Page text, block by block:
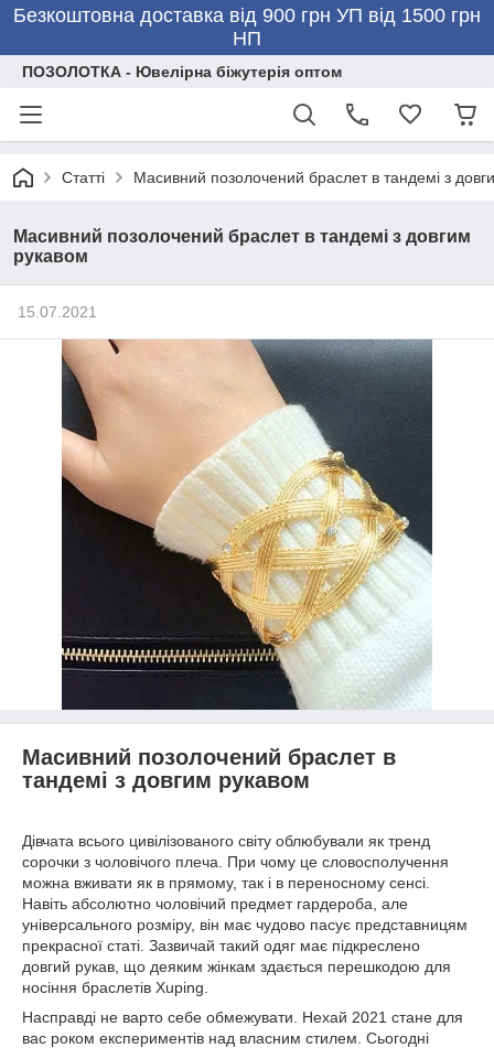
Безкоштовна доставка від 900 грн УП від 1500 грн
НП
ПОЗОЛОТКА - Ювелірна біжутерія оптом
Статті Масивний позолочений браслет в тандемі з
Масивний позолочений браслет в тандемі з довгим
рукавом
15.07.2021
Масивний позолочений браслет в
тандемі з довгим рукавом
Дівчата всього цивілізованого світу облюбували як тренд
сорочки з чоловічого плеча. При чому це словосполучення
можна вживати як в прямому, так і в переносному сенсі.
Навіть абсолютно чоловічий предмет гардероба, але
універсального розміру, він має чудово пасує представницям
прекрасної статі. Зазвичай такий одяг має підкреслено
довгий рукав, що деяким жінкам здається перешкодою для
носіння браслетів Xuping.
Насправді не варто себе обмежувати. Нехай 2021 стане для
вас роком експериментів над власним стилем. Сьогодні